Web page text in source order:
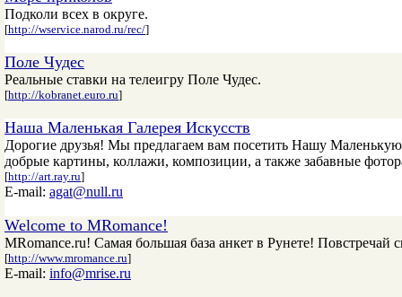
Подколи всех в округе.
[http://wservice.narod.ru/rec/]
Поле Чудес
Реальные ставки на телеигру Поле Чудес.
[http://kobranet.euro.ru]
Наша Маленькая Галерея Искусств
Дорогие друзья! Мы предлагаем вам посетить Нашу
добрые картины, коллажи, композиции, а также забавные
[http://art.ray.ru]
E-mail: agat@null.ru
Welcome to MRomance!
MRomance.ru! Самая большая база анкет в Рунете!
[http://www.mromance.ru]
E-mail: info@mrise.ru